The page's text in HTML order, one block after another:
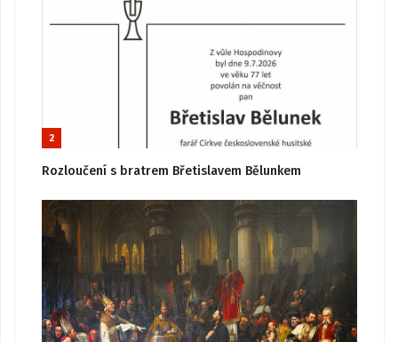
2
Rozloučení s bratrem Břetislavem Bělunkem